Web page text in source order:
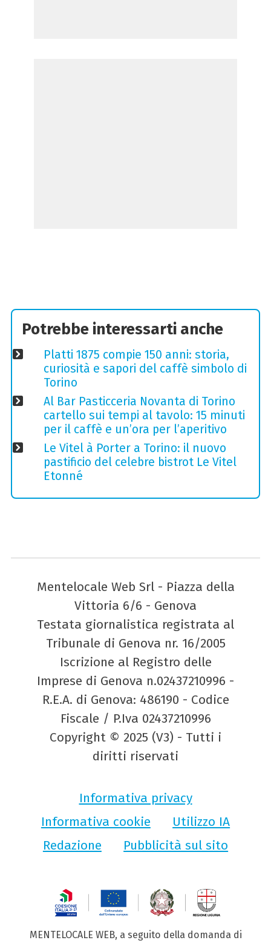
Potrebbe interessarti anche
Platti 1875 compie 150 anni: storia,
curiosità e sapori del caffè simbolo di
Torino
Al Bar Pasticceria Novanta di Torino
cartello sui tempi al tavolo: 15 minuti
per il caffè e un’ora per l’aperitivo
Le Vitel à Porter a Torino: il nuovo
pastificio del celebre bistrot Le Vitel
Etonné
Mentelocale Web Srl - Piazza della
Vittoria 6/6 - Genova
Testata giornalistica registrata al
Tribunale di Genova nr. 16/2005
Iscrizione al Registro delle
Imprese di Genova n.02437210996 -
R.E.A. di Genova: 486190 - Codice
Fiscale / P.Iva 02437210996
Copyright © 2025 (V3) - Tutti i
diritti riservati
Informativa privacy
Informativa cookie
Utilizzo IA
Redazione
Pubblicità sul sito
MENTELOCALE WEB, a seguito della domanda di